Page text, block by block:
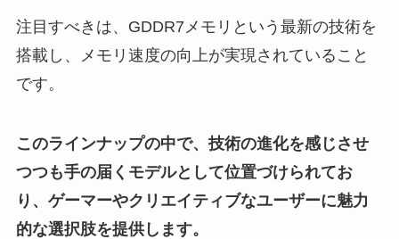
注目すべきは、GDDR7メモリという最新の技術を
搭載し、メモリ速度の向上が実現されていること
です。
このラインナップの中で、技術の進化を感じさせ
つつも手の届くモデルとして位置づけられてお
り、ゲーマーやクリエイティブなユーザーに魅力
的な選択肢を提供します。